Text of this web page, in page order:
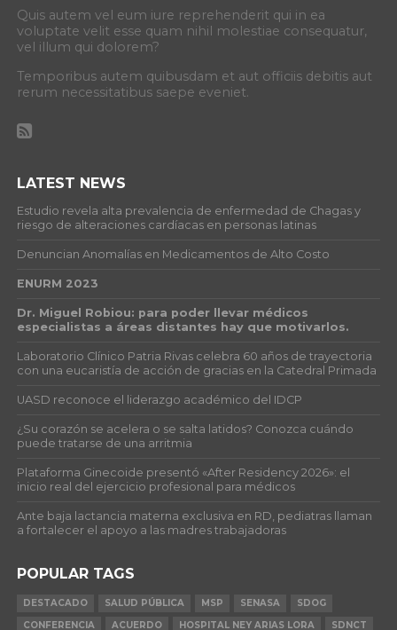
Quis autem vel eum iure reprehenderit qui in ea
voluptate velit esse quam nihil molestiae consequatur,
vel illum qui dolorem?
Temporibus autem quibusdam et aut officiis debitis aut
rerum necessitatibus saepe eveniet.
LATEST NEWS
Estudio revela alta prevalencia de enfermedad de Chagas y
riesgo de alteraciones cardíacas en personas latinas
Denuncian Anomalías en Medicamentos de Alto Costo
ENURM 2023
Dr. Miguel Robiou: para poder llevar médicos
especialistas a áreas distantes hay que motivarlos.
Laboratorio Clínico Patria Rivas celebra 60 años de trayectoria
con una eucaristía de acción de gracias en la Catedral Primada
UASD reconoce el liderazgo académico del IDCP
¿Su corazón se acelera o se salta latidos? Conozca cuándo
puede tratarse de una arritmia
Plataforma Ginecoide presentó «After Residency 2026»: el
inicio real del ejercicio profesional para médicos
Ante baja lactancia materna exclusiva en RD, pediatras llaman
a fortalecer el apoyo a las madres trabajadoras
POPULAR TAGS
DESTACADO SALUD PÚBLICA MSP SENASA
SDOG
CONFERENCIA
ACUERDO HOSPITAL NEY ARIAS LORA SDNCT